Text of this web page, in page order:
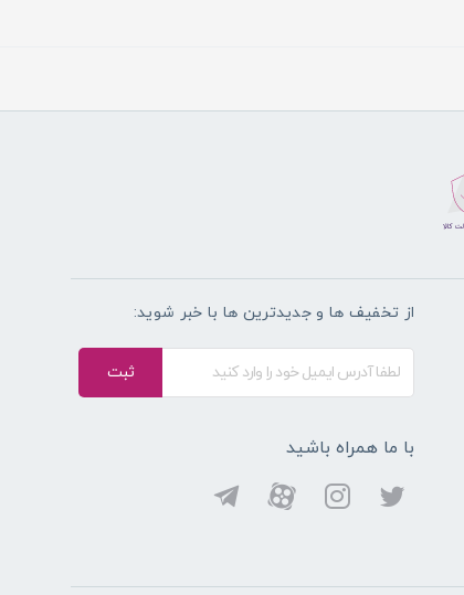
از تخفیف ها و جدیدترین ها با خبر شوید:
ثبت
با ما همراه باشید